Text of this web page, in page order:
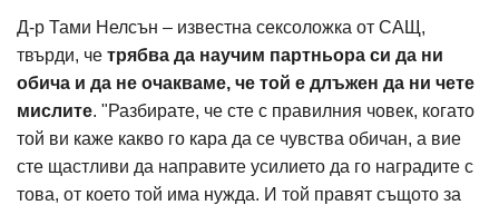
Д-р Тами Нелсън – известна сексоложка от САЩ,
твърди, че трябва да научим партньора си да ни
обича и да не очакваме, че той е длъжен да ни чете
мислите. "Разбирате, че сте с правилния човек, когато
той ви каже какво го кара да се чувства обичан, а вие
сте щастливи да направите усилието да го наградите с
това, от което той има нужда. И той правят същото за